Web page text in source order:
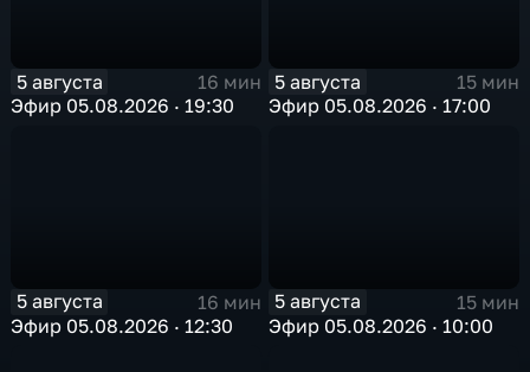
5 августа
16 мин
Эфир 05.08.2026 · 19:30
5 августа
15 мин
Эфир 05.08.2026 · 17:00
5 августа
16 мин
Эфир 05.08.2026 · 12:30
5 августа
15 мин
Эфир 05.08.2026 · 10:00